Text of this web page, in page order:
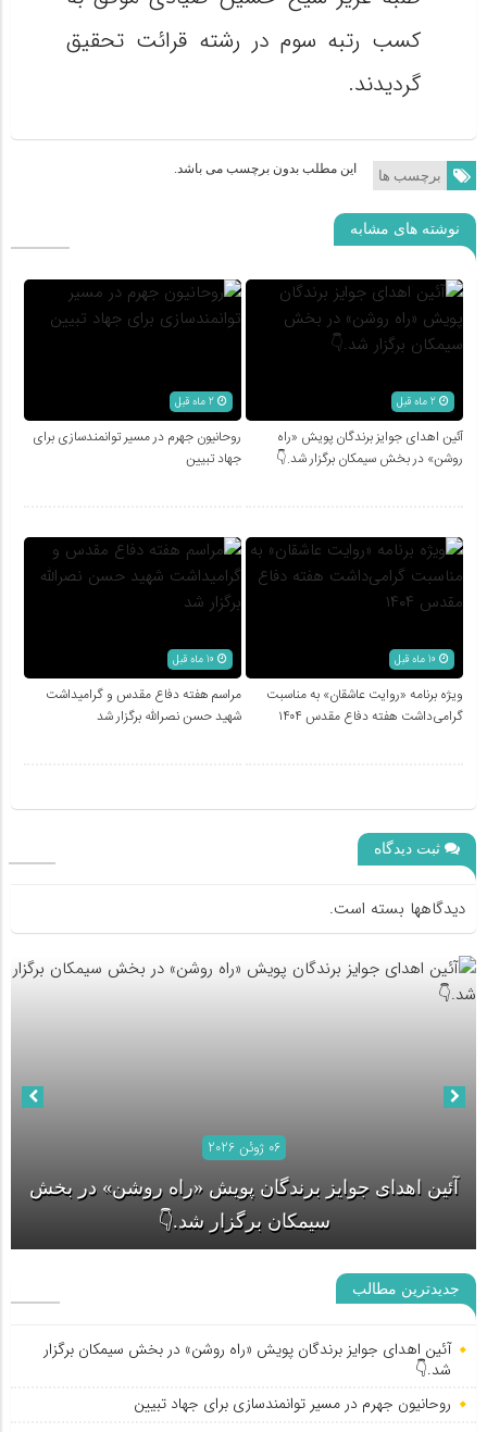
کسب رتبه سوم در رشته قرائت تحقیق
گردیدند.
برچسب ها این مطلب بدون برچسب می باشد.
نوشته های مشابه
2 ماه قبل
آئین اهدای جوایز برندگان پویش «راه
روشن» در بخش سیمکان برگزار شد.👇
روحانیون جهرم در مسیر توانمندسازی برای
جهاد تبیین
ویژه برنامه «روایت عاشقان» به مناسبت
گرامی‌داشت هفته دفاع مقدس ۱۴۰۴
مراسم هفته دفاع مقدس و گرامیداشت
شهید حسن نصرالله برگزار شد
ثبت دیدگاه
دیدگاهها بسته است.
06 ژوئن 2026
آئین اهدای جوایز برندگان پویش «راه روشن» در بخش
جدیدترین مطالب
آئین اهدای جوایز برندگان پویش «راه روشن» در بخش سیمکان برگزار
شد.👇
روحانیون جهرم در مسیر توانمندسازی برای جهاد تبیین